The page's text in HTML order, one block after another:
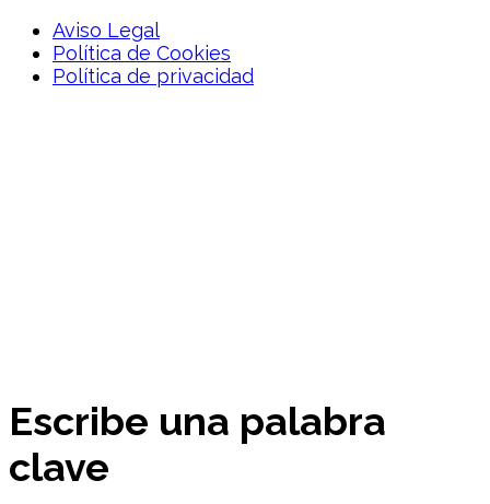
Aviso Legal
Política de Cookies
Política de privacidad
Escribe una palabra
clave